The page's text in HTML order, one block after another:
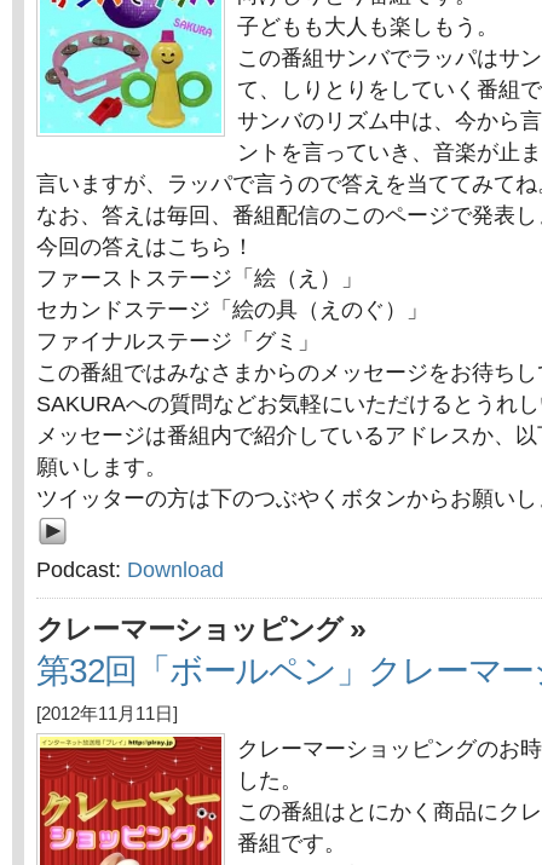
子どもも大人も楽しもう。
この番組サンバでラッパはサ
て、しりとりをしていく番組
サンバのリズム中は、今から
ントを言っていき、音楽が止
言いますが、ラッパで言うので答えを当ててみてね
なお、答えは毎回、番組配信のこのページで発表
今回の答えはこちら！
ファーストステージ「絵（え）」
セカンドステージ「絵の具（えのぐ）」
ファイナルステージ「グミ」
この番組ではみなさまからのメッセージをお待ち
SAKURAへの質問などお気軽にいただけるとうれ
メッセージは番組内で紹介しているアドレスか、
願いします。
ツイッターの方は下のつぶやくボタンからお願い
Podcast: Download
クレーマーショッピング»
第32回「ボールペン」クレーマ
[2012年11月11日]
クレーマーショッピングのお
した。
この番組はとにかく商品にク
番組です。